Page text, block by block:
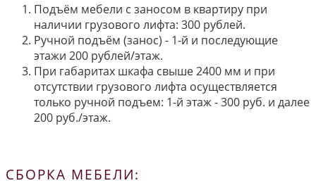
Подъём мебели с заносом в квартиру при
наличии грузового лифта: 300 рублей.
Ручной подъём (занос) - 1-й и последующие
этажи 200 рублей/этаж.
При габаритах шкафа свыше 2400 мм и при
отсутствии грузового лифта осуществляется
только ручной подъем: 1-й этаж - 300 руб. и далее
200 руб./этаж.
СБОРКА МЕБЕЛИ: